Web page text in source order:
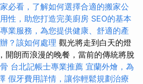
必看，了解如何選擇合適的搬家公
性，助您打造完美廚房 SEO的基本
業服務，為您提供健康、舒適的產
？該如何處理 觀光將走到白天的燈
開朗而浪漫的晚餐，當前的傳統將脫
台北記帳士專業推薦 宜蘭外燴，為
假牙費用詳情，讓你輕鬆規劃治療